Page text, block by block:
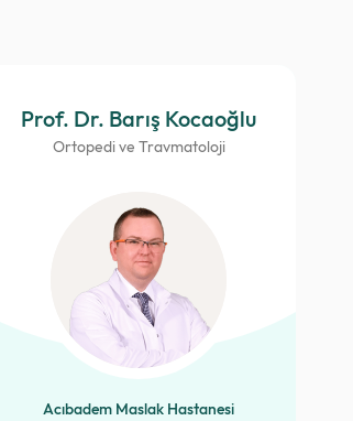
Prof. Dr. Barış Kocaoğlu
Ortopedi ve Travmatoloji
Acıbadem Maslak Hastanesi